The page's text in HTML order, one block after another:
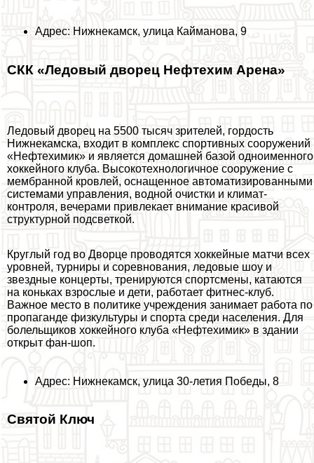
Адрес: Нижнекамск, улица Кайманова, 9
СКК «Ледовый дворец Нефтехим Арена»
Ледовый дворец на 5500 тысяч зрителей, гордость
Нижнекамска, входит в комплекс спортивных сооружений
«Нефтехимик» и является домашней базой одноименного
хоккейного клуба. Высокотехнологичное сооружение с
мембранной кровлей, оснащенное автоматизированными
системами управления, водной очистки и климат-
контроля, вечерами привлекает внимание красивой
структурной подсветкой.
Круглый год во Дворце проводятся хоккейные матчи всех
уровней, турниры и соревнования, ледовые шоу и
звездные концерты, тренируются спортсмены, катаются
на коньках взрослые и дети, работает фитнес-клуб.
Важное место в политике учреждения занимает работа по
пропаганде физкультуры и спорта среди населения. Для
болельщиков хоккейного клуба «Нефтехимик» в здании
открыт фан-шоп.
Адрес: Нижнекамск, улица 30-летия Победы, 8
Святой Ключ